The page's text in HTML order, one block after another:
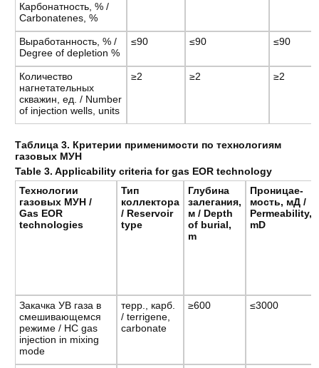
Карбонатность, % /
Carbonatenes, %
Выработанность, % /
Degree of depletion %
≤90 ≤90 ≤90
Количество
нагнетательных
скважин, ед. / Number
of injection wells, units
≥2 ≥2 ≥2
Таблица 3. Критерии применимости по технологиям
газовых МУН
Table 3. Applicability criteria for gas EOR technology
Технологии
газовых МУН /
Gas EOR
technologies
Тип
коллектора
/ Reservoir
type
Глубина
залегания,
м / Depth
of burial,
m
Проницае-
мость, мД /
Permeability,
mD
Закачка УВ газа в
смешивающемся
режиме / HC gas
injection in mixing
mode
терр., карб.
/ terrigene,
carbonate
≥600 ≤3000